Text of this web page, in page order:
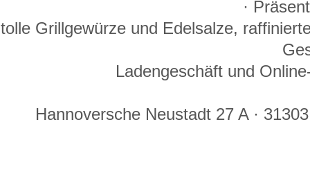
·
tolle Grillgewürze und Edelsalze,
Ladengeschäft und
Hannoversche Neustadt 27 A ·